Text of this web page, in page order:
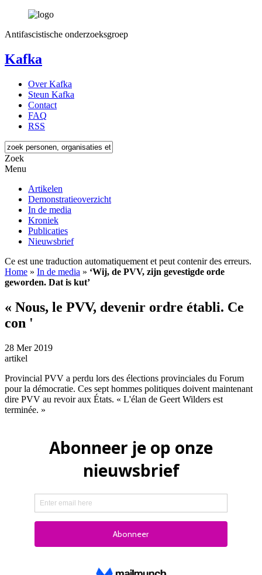
Antifascistische onderzoeksgroep
Kafka
Over Kafka
Steun Kafka
Contact
FAQ
RSS
Zoek
Menu
Artikelen
Demonstratieoverzicht
In de media
Kroniek
Publicaties
Nieuwsbrief
Ce est une traduction automatiquement et peut contenir des erreurs.
Home » In de media » ‘Wij, de PVV, zijn gevestigde orde
geworden. Dat is kut’
« Nous, le PVV, devenir ordre établi. Ce
con '
28 Mer 2019
artikel
Provincial PVV a perdu lors des élections provinciales du Forum
pour la démocratie. Ces sept hommes politiques doivent maintenant
dire PVV au revoir aux États. « L'élan de Geert Wilders est
terminée. »